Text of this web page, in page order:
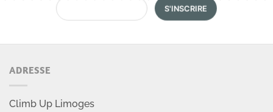
ADRESSE
Climb Up Limoges